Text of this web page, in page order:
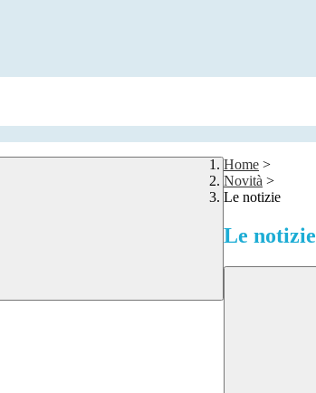
Home >
Novità >
Le notizie
Le notizie